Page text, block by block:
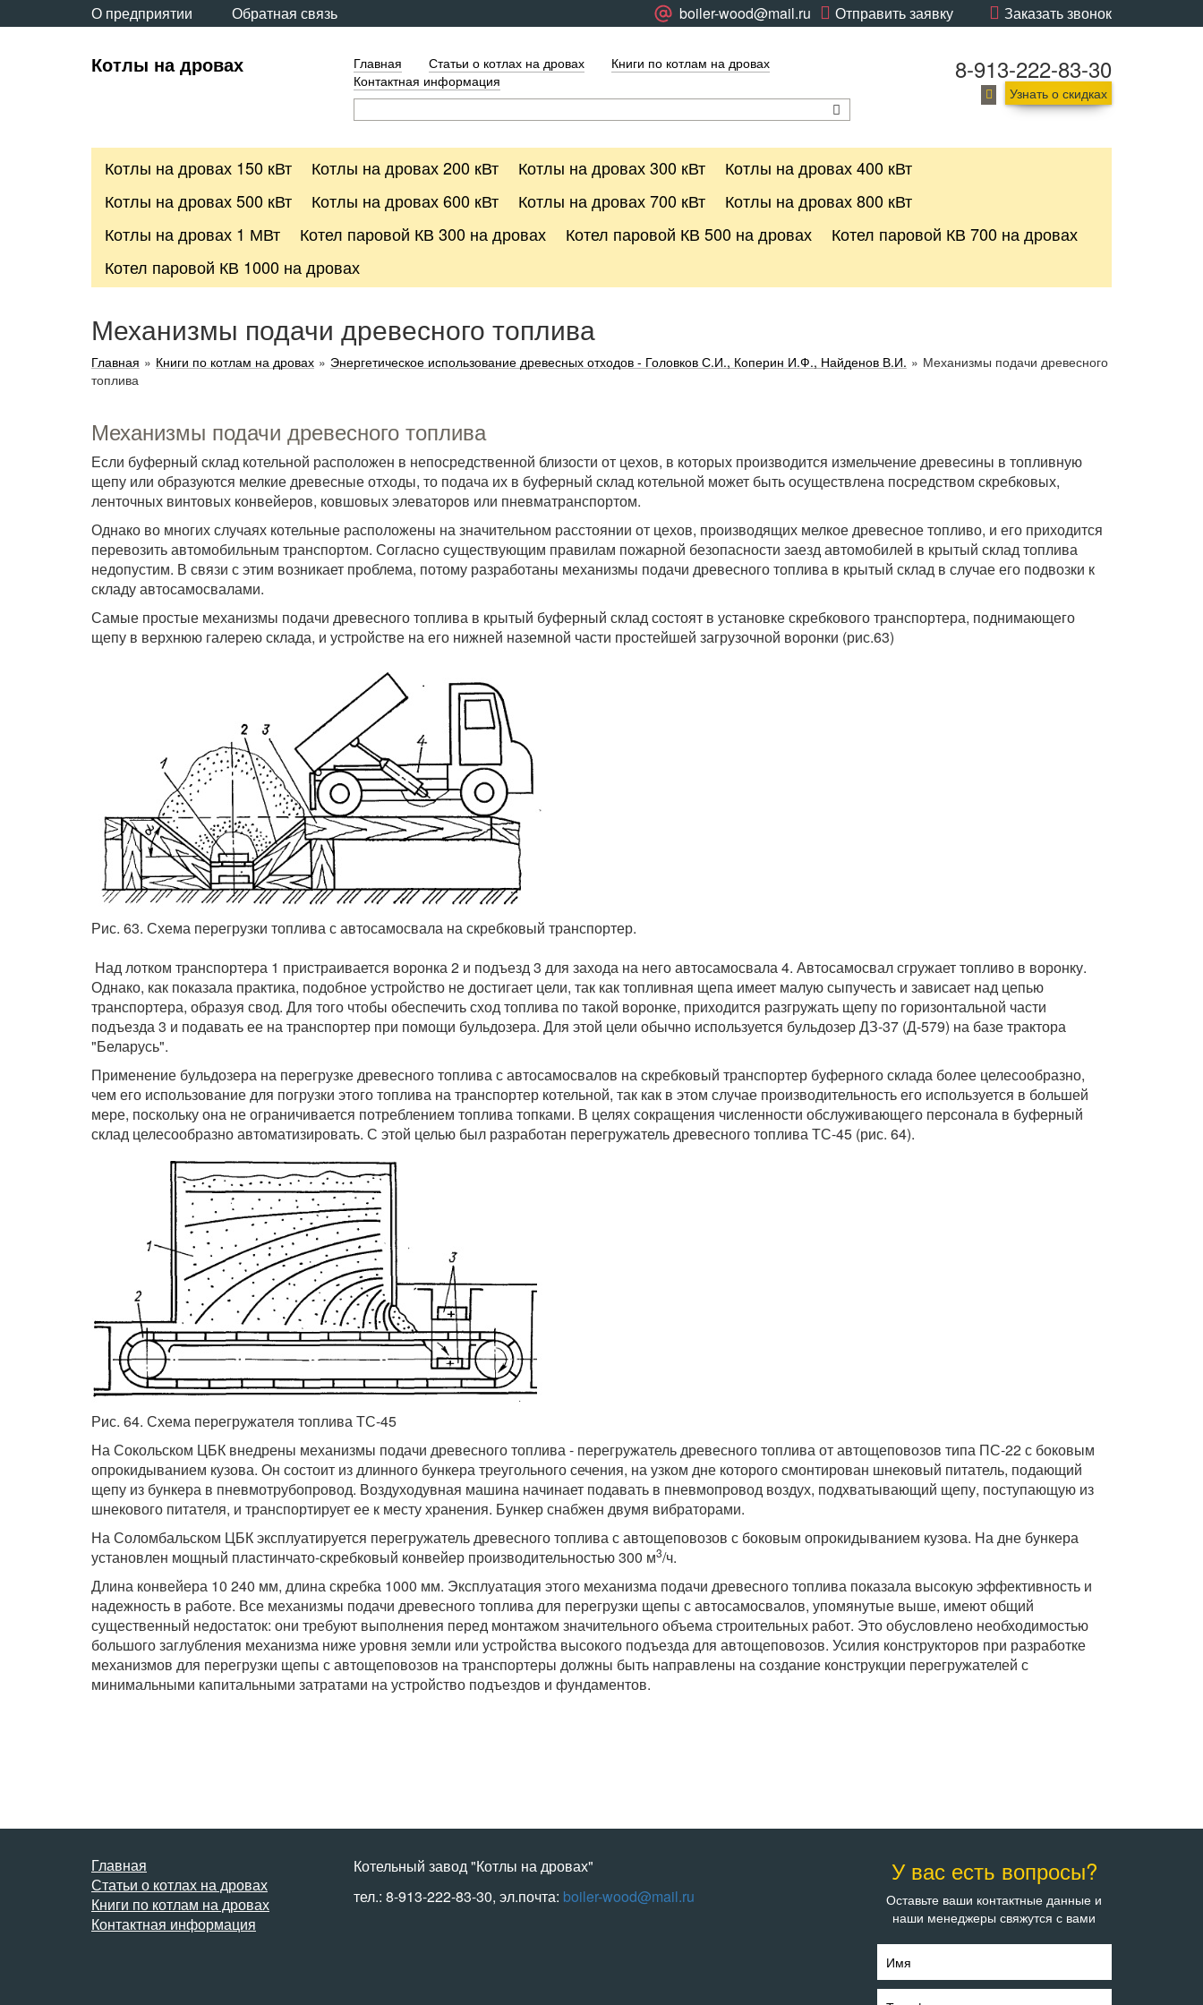
О предприятии Обратная связь Заказать звонок
Отправить заявку
boiler-wood@mail.ru
Котлы на дровах Главная Статьи о котлах на дровах
Книги по котлам на дровах
Контактная информация
8-913-222-83-30
Узнать о скидках
Котлы на дровах 150 кВт Котлы на дровах 200 кВт Котлы на дровах 300 кВт
Котлы на дровах 400 кВт
Котлы на дровах 500 кВт
Котлы на дровах 600 кВт Котлы на дровах 700 кВт
Котлы на дровах 800 кВт
Котлы на дровах 1 МВт
Котел паровой КВ 300 на дровах Котел паровой КВ 500 на дровах
Котел паровой КВ 700 на дровах
Котел паровой КВ 1000 на дровах
Механизмы подачи древесного топлива
Главная » Книги по котлам на дровах » Энергетическое использование древесных отходов - Головков С.И., Коперин И.Ф., Найденов В.И. » Механизмы подачи древесного
топлива
Механизмы подачи древесного топлива
Если буферный склад котельной расположен в непосредственной близости от цехов, в которых производится измельчение древесины в топливную
щепу или образуются мелкие древесные отходы, то подача их в буферный склад котельной может быть осуществлена посредством скребковых,
ленточных винтовых конвейеров, ковшовых элеваторов или пневматранспортом.
Однако во многих случаях котельные расположены на значительном расстоянии от цехов, производящих мелкое древесное топливо, и его приходится
перевозить автомобильным транспортом. Согласно существующим правилам пожарной безопасности заезд автомобилей в крытый склад топлива
недопустим. В связи с этим возникает проблема, потому разработаны механизмы подачи древесного топлива в крытый склад в случае его подвозки к
складу автосамосвалами.
Самые простые механизмы подачи древесного топлива в крытый буферный склад состоят в установке скребкового транспортера, поднимающего
щепу в верхнюю галерею склада, и устройстве на его нижней наземной части простейшей загрузочной воронки (рис.63)
Рис. 63. Схема перегрузки топлива с автосамосвала на скребковый транспортер.
Над лотком транспортера 1 пристраивается воронка 2 и подъезд 3 для захода на него автосамосвала 4. Автосамосвал сгружает топливо в воронку.
Однако, как показала практика, подобное устройство не достигает цели, так как топливная щепа имеет малую сыпучесть и зависает над цепью
транспортера, образуя свод. Для того чтобы обеспечить сход топлива по такой воронке, приходится разгружать щепу по горизонтальной части
подъезда 3 и подавать ее на транспортер при помощи бульдозера. Для этой цели обычно используется бульдозер ДЗ-37 (Д-579) на базе трактора
"Беларусь".
Применение бульдозера на перегрузке древесного топлива с автосамосвалов на скребковый транспортер буферного склада более целесообразно,
чем его использование для погрузки этого топлива на транспортер котельной, так как в этом случае производительность его используется в большей
мере, поскольку она не ограничивается потреблением топлива топками. В целях сокращения численности обслуживающего персонала в буферный
склад целесообразно автоматизировать. С этой целью был разработан перегружатель древесного топлива ТС-45 (рис. 64).
Рис. 64. Схема перегружателя топлива ТС-45
На Сокольском ЦБК внедрены механизмы подачи древесного топлива - перегружатель древесного топлива от автощеповозов типа ПС-22 с боковым
опрокидыванием кузова. Он состоит из длинного бункера треугольного сечения, на узком дне которого смонтирован шнековый питатель, подающий
щепу из бункера в пневмотрубопровод. Воздуходувная машина начинает подавать в пневмопровод воздух, подхватывающий щепу, поступающую из
шнекового питателя, и транспортирует ее к месту хранения. Бункер снабжен двумя вибраторами.
На Соломбальском ЦБК эксплуатируется перегружатель древесного топлива с автощеповозов с боковым опрокидыванием кузова. На дне бункера
установлен мощный пластинчато-скребковый конвейер производительностью 300 м3/ч.
Длина конвейера 10 240 мм, длина скребка 1000 мм. Эксплуатация этого механизма подачи древесного топлива показала высокую эффективность и
надежность в работе. Все механизмы подачи древесного топлива для перегрузки щепы с автосамосвалов, упомянутые выше, имеют общий
существенный недостаток: они требуют выполнения перед монтажом значительного объема строительных работ. Это обусловлено необходимостью
большого заглубления механизма ниже уровня земли или устройства высокого подъезда для автощеповозов. Усилия конструкторов при разработке
механизмов для перегрузки щепы с автощеповозов на транспортеры должны быть направлены на создание конструкции перегружателей с
минимальными капитальными затратами на устройство подъездов и фундаментов.
Главная
Статьи о котлах на дровах
Книги по котлам на дровах
Контактная информация
Котельный завод "Котлы на дровах"
тел.: 8-913-222-83-30, эл.почта: boiler-wood@mail.ru
У вас есть вопросы?
Оставьте ваши контактные данные и
наши менеджеры свяжутся с вами
Имя